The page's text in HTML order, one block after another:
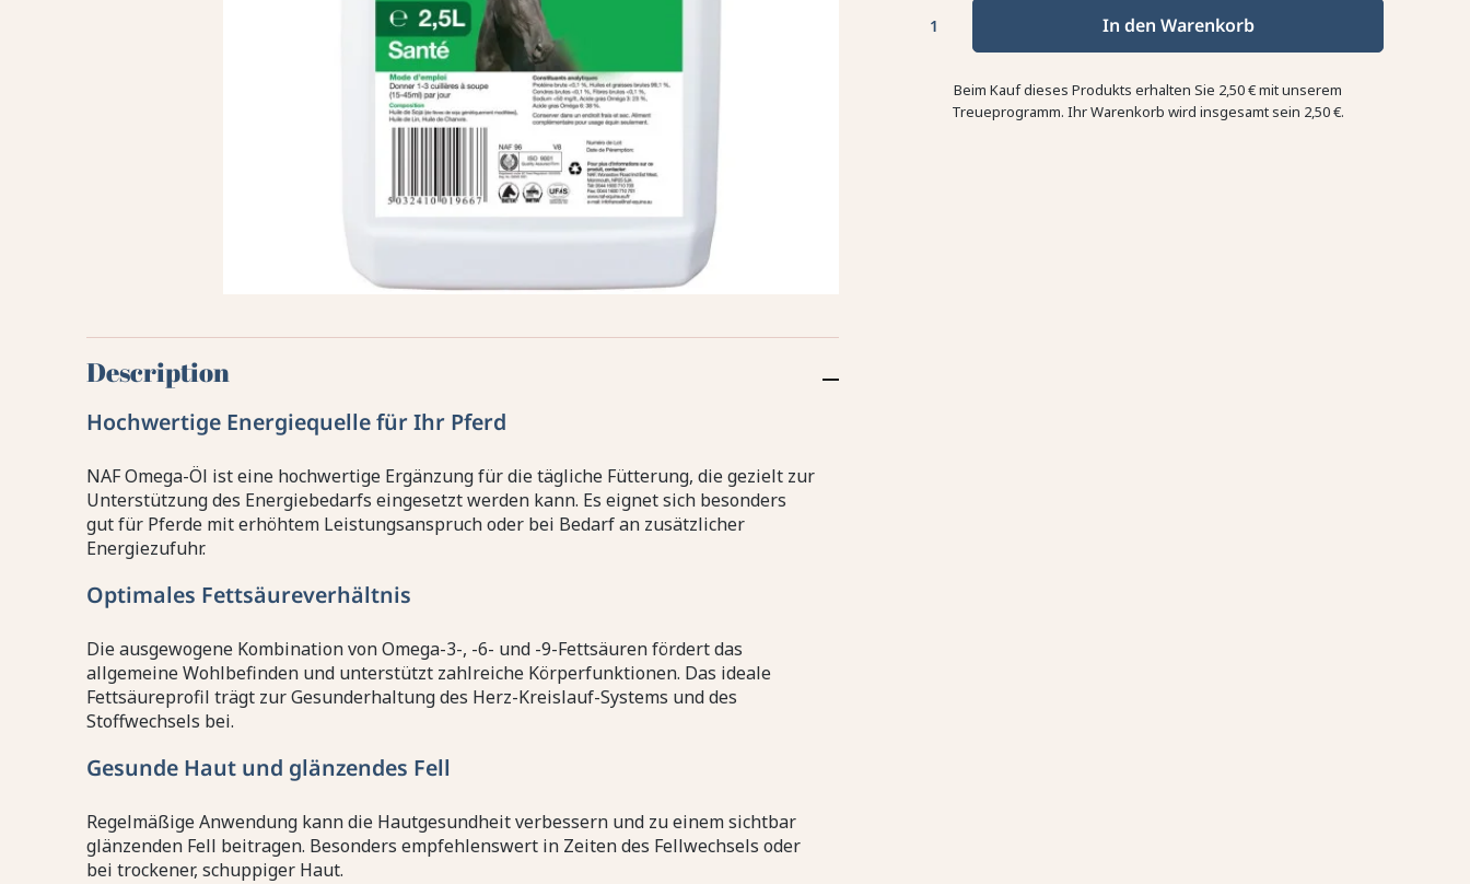
In den Warenkorb
Beim Kauf dieses Produkts erhalten Sie 2,50 €mit unserem
Treueprogramm. Ihr Warenkorb wird insgesamt sein 2,50 €.
Description
Hochwertige Energiequelle für Ihr Pferd
NAF Omega-Öl ist eine hochwertige Ergänzung für die tägliche Fütterung, die gezielt zur
Unterstützung des Energiebedarfs eingesetzt werden kann. Es eignet sich besonders
gut für Pferde mit erhöhtem Leistungsanspruch oder bei Bedarf an zusätzlicher
Energiezufuhr.
Optimales Fettsäureverhältnis
Die ausgewogene Kombination von Omega-3-, -6- und -9-Fettsäuren fördert das
allgemeine Wohlbefinden und unterstützt zahlreiche Körperfunktionen. Das ideale
Fettsäureprofil trägt zur Gesunderhaltung des Herz-Kreislauf-Systems und des
Stoffwechsels bei.
Gesunde Haut und glänzendes Fell
Regelmäßige Anwendung kann die Hautgesundheit verbessern und zu einem sichtbar
glänzenden Fell beitragen. Besonders empfehlenswert in Zeiten des Fellwechsels oder
bei trockener, schuppiger Haut.